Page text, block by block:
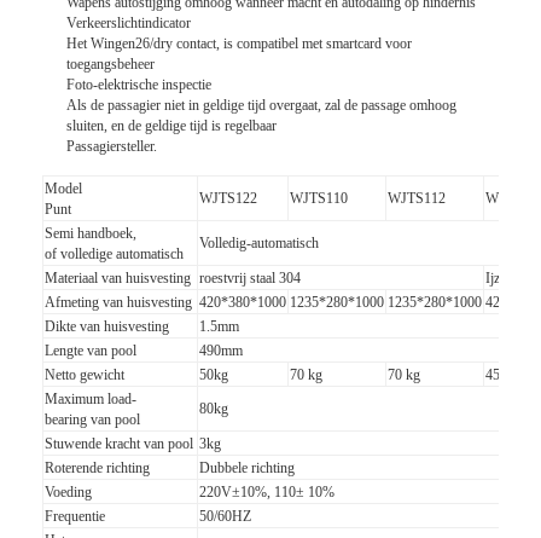
Thuis
Producten
Video's
Verkeerslichtindicator
Het Wingen26/dry contact, is compatibel met smartcard voor
toegangsbeheer
Foto-elektrische inspectie
Als de passagier niet in geldige tijd overgaat, zal de passage omhoog
sluiten, en de geldige tijd is regelbaar
Passagiersteller.
Model
Punt
WJTS122 WJTS110 WJTS112
Semi handboek,
of volledige automatisch
Volledig-automatisch
Materiaal van huisvesting roestvrij staal 304
Ijzer met
Afmeting van huisvesting 420*380*1000 1235*280*1000 1235*280*1000
Dikte van huisvesting
1.5mm
Lengte van pool
490mm
Netto gewicht
50kg 70 kg 70 kg
45 kg
Maximum load-
bearing van pool
80kg
Stuwende kracht van pool 3kg
Roterende richting
Dubbele richting
Voeding
220V±10%, 110± 10%
Frequentie
50/60HZ